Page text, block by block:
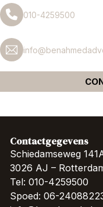
010-4259500
Contactgegevens
Schiedamseweg
3026 AJ –
Tel: 010-4259500
Spoed: 06-